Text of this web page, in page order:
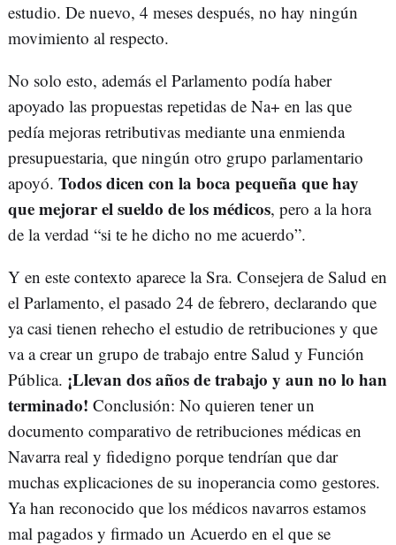
estudio. De nuevo, 4 meses después, no hay ningún
movimiento al respecto.
No solo esto, además el Parlamento podía haber
apoyado las propuestas repetidas de Na+ en las que
pedía mejoras retributivas mediante una enmienda
presupuestaria, que ningún otro grupo parlamentario
apoyó. Todos dicen con la boca pequeña que hay
que mejorar el sueldo de los médicos, pero a la hora
de la verdad “si te he dicho no me acuerdo”.
Y en este contexto aparece la Sra. Consejera de Salud en
el Parlamento, el pasado 24 de febrero, declarando que
ya casi tienen rehecho el estudio de retribuciones y que
va a crear un grupo de trabajo entre Salud y Función
Pública. ¡Llevan dos años de trabajo y aun no lo han
terminado! Conclusión: No quieren tener un
documento comparativo de retribuciones médicas en
Navarra real y fidedigno porque tendrían que dar
muchas explicaciones de su inoperancia como gestores.
Ya han reconocido que los médicos navarros estamos
mal pagados y firmado un Acuerdo en el que se